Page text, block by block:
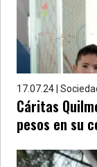
17.07.24 |
Cáritas
pesos en su